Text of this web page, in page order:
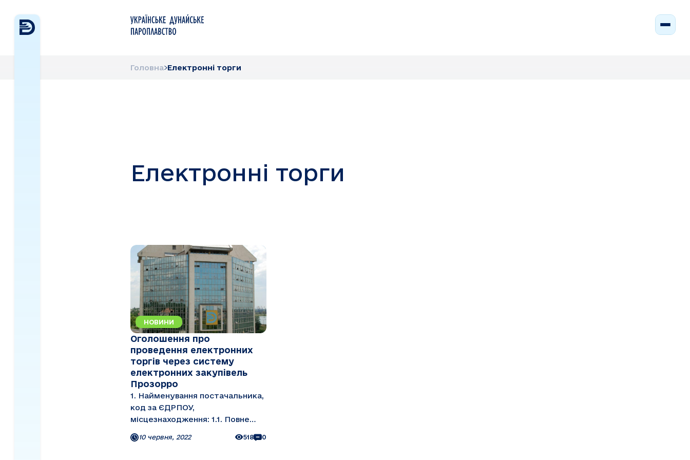
Головна Електронні торги
Електронні торги
НОВИНИ
Оголошення про
проведення електронних
торгів через систему
електронних закупівель
Прозорро
1. Найменування постачальника,
код за ЄДРПОУ,
місцезнаходження: 1.1. Повне
найменування: приватне
акціонерне товариство
10 червня, 2022 518 0